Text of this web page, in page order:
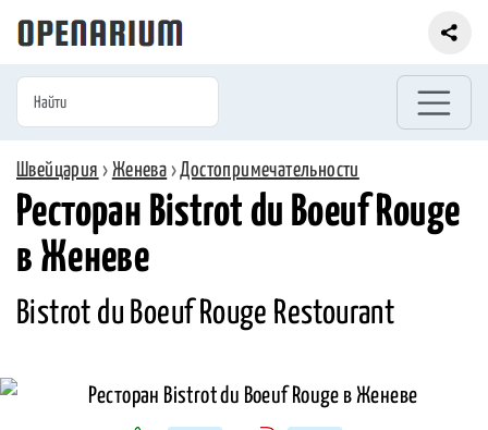
Швейцария › Женева ›Достопримечательности
Ресторан Bistrot du Boeuf Rouge
в Женеве
Bistrot du Boeuf Rouge Restourant